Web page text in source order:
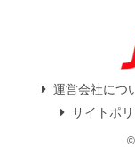
運営会社につ
サイトポ
©